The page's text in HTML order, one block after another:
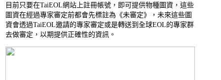
目前只要在TaiEOL網站上註冊帳號，即可提供物種圖資，這些
圖資在經過專家審定前都會先標註為《未審定》，未來這些圖
資會透過TaiEOL邀請的專家審定或是轉送到全球EOL的專家群
去做審定，以期提供正確性的資訊。